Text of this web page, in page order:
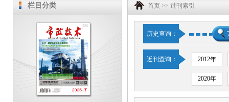
栏目分类 首页 >> 过刊索引
历史查询：
近刊查询： 2012年
2020年